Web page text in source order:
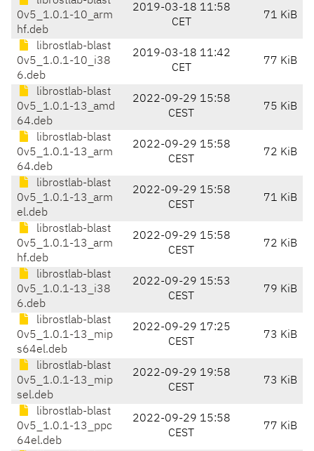
0v5_1.0.1-10_arm
hf.deb
2019-03-18 11:58
CET
71 KiB
librostlab-blast
0v5_1.0.1-10_i38
6.deb
2019-03-18 11:42
CET
77 KiB
librostlab-blast
0v5_1.0.1-13_amd
64.deb
2022-09-29 15:58
CEST
75 KiB
librostlab-blast
0v5_1.0.1-13_arm
64.deb
2022-09-29 15:58
CEST
72 KiB
librostlab-blast
0v5_1.0.1-13_arm
el.deb
2022-09-29 15:58
CEST
71 KiB
librostlab-blast
0v5_1.0.1-13_arm
hf.deb
2022-09-29 15:58
CEST
72 KiB
librostlab-blast
0v5_1.0.1-13_i38
6.deb
2022-09-29 15:53
CEST
79 KiB
librostlab-blast
0v5_1.0.1-13_mip
s64el.deb
2022-09-29 17:25
CEST
73 KiB
librostlab-blast
0v5_1.0.1-13_mip
sel.deb
2022-09-29 19:58
CEST
73 KiB
librostlab-blast
0v5_1.0.1-13_ppc
64el.deb
2022-09-29 15:58
CEST
77 KiB